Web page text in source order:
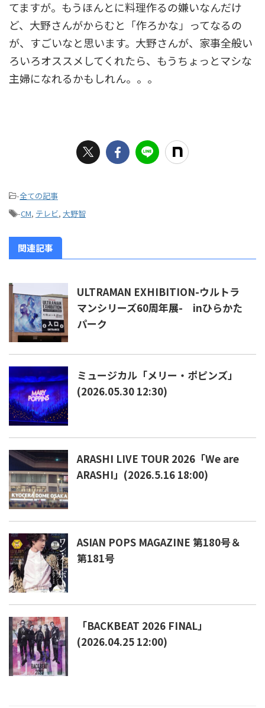
てますが。もうほんとに料理作るの嫌いなんだけ
ど、大野さんがからむと「作ろかな」ってなるの
が、すごいなと思います。大野さんが、家事全般い
ろいろオススメしてくれたら、もうちょっとマシな
主婦になれるかもしれん。。。
-全ての記事
-CM, テレビ, 大野智
関連記事
ULTRAMAN EXHIBITION-ウルトラ
マンシリーズ60周年展- inひらかた
パーク
ミュージカル「メリー・ポピンズ」
(2026.05.30 12:30)
ARASHI LIVE TOUR 2026「We are
ARASHI」(2026.5.16 18:00)
ASIAN POPS MAGAZINE 第180号＆
第181号
「BACKBEAT 2026 FINAL」
(2026.04.25 12:00)